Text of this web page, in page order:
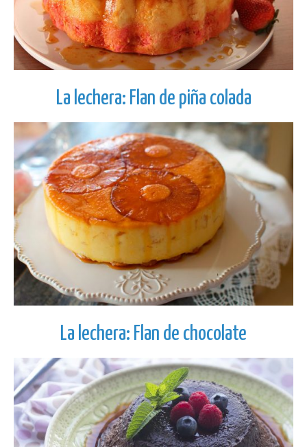
La lechera: Flan de piña colada
La lechera: Flan de chocolate